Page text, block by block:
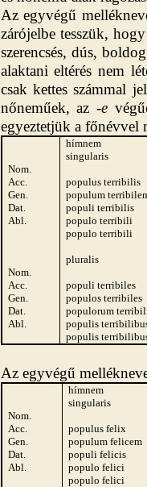
Az egyvégű
zárójelbe tesszük,
szerencsés, dús,
alaktani eltérés nem
csak kettes számmal
nőneműek, az -e
egyeztetjük a főnévvel
Nom.
Acc.
Gen.
Dat.
Abl.
Nom.
Acc.
Gen.
Dat.
Abl.
hímnem
singularis
populus terribilis
populum
populi terribilis
populo terribili
populo terribili
pluralis
populi terribiles
populos terribiles
populorum
populis
populis
Az egyvégű
Nom.
Acc.
Gen.
Dat.
Abl.
hímnem
singularis
populus felix
populum felicem
populi felicis
populo felici
populo felici